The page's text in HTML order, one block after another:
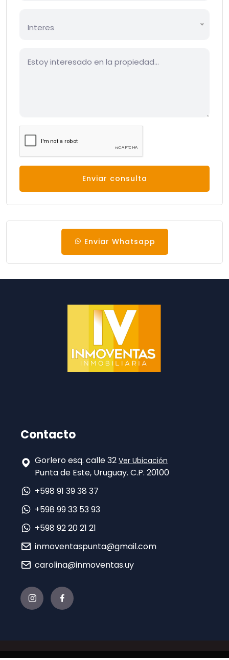
Interes
Enviar consulta
Enviar Whatsapp
Contacto
Gorlero esq. calle 32 Ver Ubicación
Punta de Este, Uruguay. C.P. 20100
+598 91 39 38 37
+598 99 33 53 93
+598 92 20 21 21
inmoventaspunta@gmail.com
carolina@inmoventas.uy